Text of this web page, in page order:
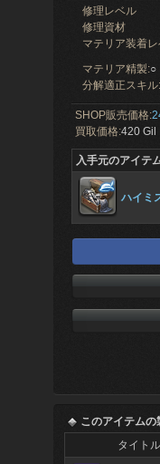
修理レベル
修理資材
マテリア装着
マテリア精製:○
分解適正スキル:
SHOP販売価格:
買取価格:420 Gil
入手元のアイテ
ハイミ
このアイテムの
タイトル